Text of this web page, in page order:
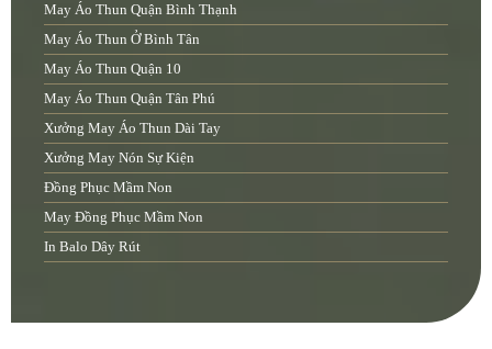
May Áo Thun Quận Bình Thạnh
May Áo Thun Ở Bình Tân
May Áo Thun Quận 10
May Áo Thun Quận Tân Phú
Xưởng May Áo Thun Dài Tay
Xưởng May Nón Sự Kiện
Đồng Phục Mầm Non
May Đồng Phục Mầm Non
In Balo Dây Rút